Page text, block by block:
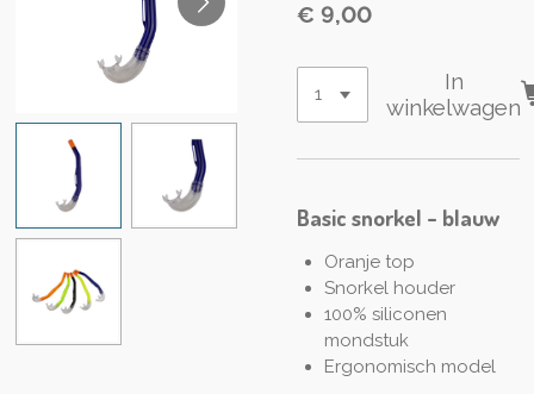
€ 9,00
In
winkelwagen
Basic snorkel - blauw
Oranje top
Snorkel houder
100% siliconen
mondstuk
Ergonomisch model